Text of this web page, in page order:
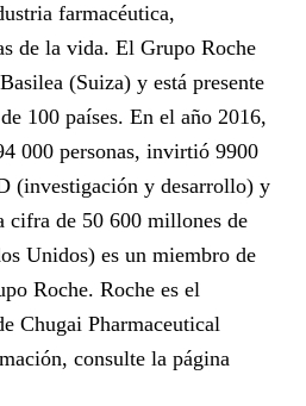
farmacéutica,
de la vida. El Grupo Roche
(Suiza) y está presente
100 países. En el año 2016,
000 personas, invirtió 9900
(investigación y desarrollo) y
cifra de 50 600 millones de
Unidos) es un miembro de
Roche. Roche es el
Chugai Pharmaceutical
consulte la página